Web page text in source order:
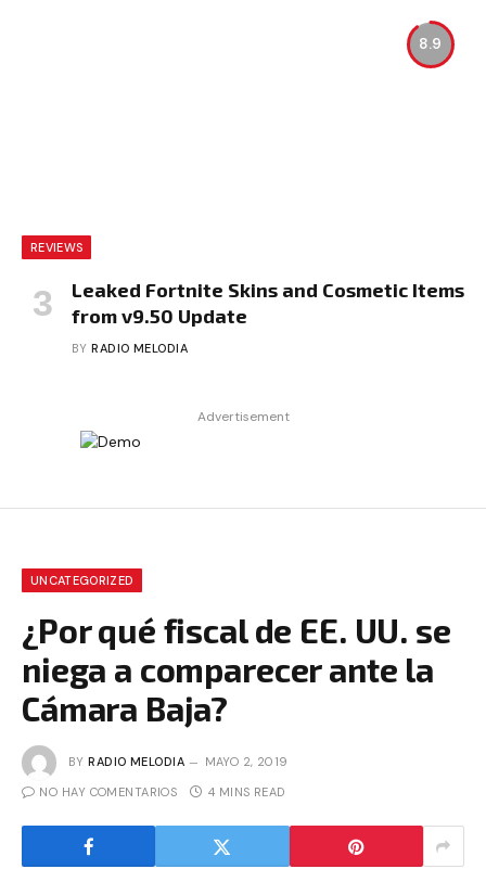
8.9
REVIEWS
Leaked Fortnite Skins and Cosmetic Items
from v9.50 Update
BY RADIO MELODIA
Advertisement
UNCATEGORIZED
¿Por qué fiscal de EE. UU. se
niega a comparecer ante la
Cámara Baja?
BY RADIO MELODIA MAYO 2, 2019
NO HAY COMENTARIOS 4 MINS READ